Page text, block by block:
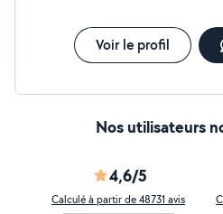
Voir le profil
Nos utilisateurs
4,6/5
Calculé à partir de 48731 avis